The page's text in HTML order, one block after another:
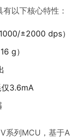
以下核心特性：
±2000 dps）
g）
仅3.6mA
系列MCU，基